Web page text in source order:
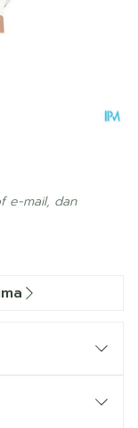
e-mail, dan